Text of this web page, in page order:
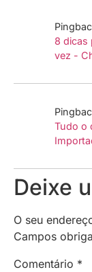
8 dicas
vez -
Tudo o
Deixe
O seu
Campos
Comentário *